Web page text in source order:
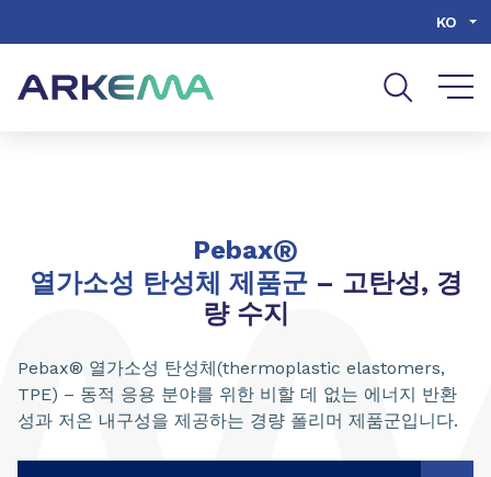
KO
Pebax®
열가소성 탄성체 제품군– 고탄성, 경
량 수지
Pebax® 열가소성 탄성체(thermoplastic elastomers,
TPE) – 동적 응용 분야를 위한 비할 데 없는 에너지 반환
성과 저온 내구성을 제공하는 경량 폴리머 제품군입니다.